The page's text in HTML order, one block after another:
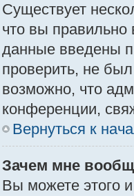
Существует
что вы правильно
данные введены
проверить, не
возможно, что
конференции,
Вернуться к
Зачем мне
Вы можете этого и